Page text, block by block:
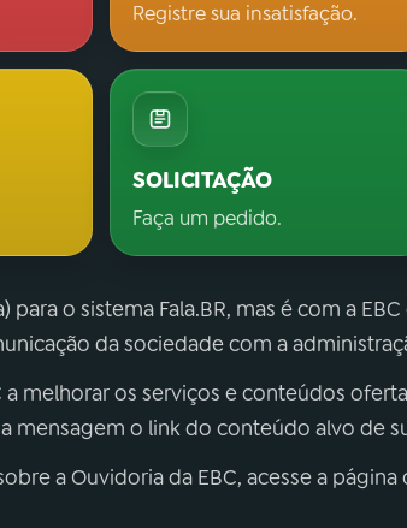
Registre sua insatisfação.
SOLICITAÇÃO
Faça um pedido.
o sistema Fala.BR, mas é com a
da sociedade com a
a melhorar os serviços e conteúdos
mensagem o link do conteúdo alvo de
a Ouvidoria da EBC, acesse a